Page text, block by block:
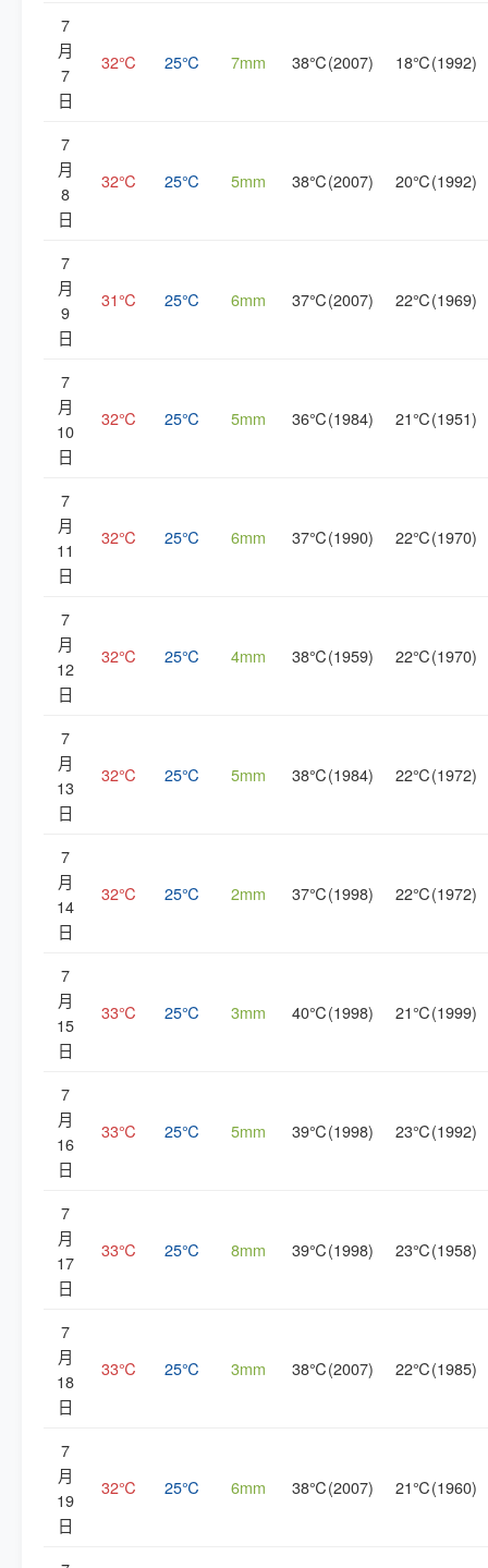
7
月
7
日
32℃ 25℃ 7mm 38℃(2007) 18℃(1992)
7
月
8
日
32℃ 25℃ 5mm 38℃(2007) 20℃(1992)
7
月
9
日
31℃ 25℃ 6mm 37℃(2007) 22℃(1969)
7
月
10
日
32℃ 25℃ 5mm 36℃(1984) 21℃(1951)
7
月
11
日
32℃ 25℃ 6mm 37℃(1990) 22℃(1970)
7
月
12
日
32℃ 25℃ 4mm 38℃(1959) 22℃(1970)
7
月
13
日
32℃ 25℃ 5mm 38℃(1984) 22℃(1972)
7
月
14
日
32℃ 25℃ 2mm 37℃(1998) 22℃(1972)
7
月
15
日
33℃ 25℃ 3mm 40℃(1998) 21℃(1999)
7
月
16
日
33℃ 25℃ 5mm 39℃(1998) 23℃(1992)
7
月
17
日
33℃ 25℃ 8mm 39℃(1998) 23℃(1958)
7
月
18
日
33℃ 25℃ 3mm 38℃(2007) 22℃(1985)
7
月
19
日
32℃ 25℃ 6mm 38℃(2007) 21℃(1960)